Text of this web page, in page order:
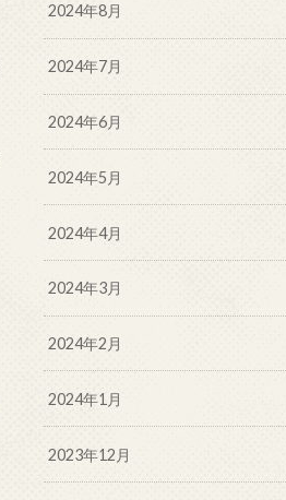
2024年8月
2024年7月
2024年6月
2024年5月
2024年4月
2024年3月
2024年2月
2024年1月
2023年12月